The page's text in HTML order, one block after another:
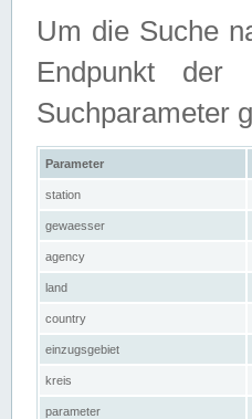
Um die Suche
Endpunkt der
Suchparameter
Parameter
station
gewaesser
agency
land
country
einzugsgebiet
kreis
parameter